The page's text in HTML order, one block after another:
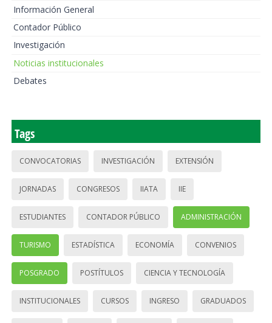
Información General
Contador Público
Investigación
Noticias institucionales
Debates
Tags
CONVOCATORIAS INVESTIGACIÓN EXTENSIÓN
JORNADAS CONGRESOS IIATA IIE
ESTUDIANTES CONTADOR PÚBLICO ADMINISTRACIÓN
TURISMO ESTADÍSTICA ECONOMÍA CONVENIOS
POSGRADO POSTÍTULOS CIENCIA Y TECNOLOGÍA
INSTITUCIONALES CURSOS INGRESO GRADUADOS